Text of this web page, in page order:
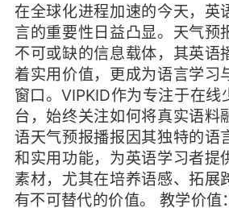
在全球化进程加速的今天，英
言的重要性日益凸显。天气预
不可或缺的信息载体，其英语
着实用价值，更成为语言学习
窗口。VIPKID作为专注于在线
台，始终关注如何将真实语料
语天气预报播报因其独特的语
和实用功能，为英语学习者提
素材，尤其在培养语感、拓展
有不可替代的价值。 教学价值